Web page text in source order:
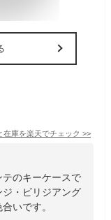
在庫を楽天でチェック >>
のキーケースで
・ビリジアング
いです。